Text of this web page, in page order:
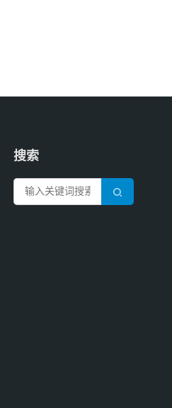
搜索